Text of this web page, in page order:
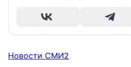
Новости СМИ2